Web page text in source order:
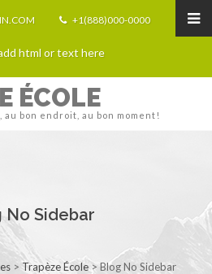
+1(888)000-0000
html or text here
ÉCOLE
au bon endroit, au bon moment!
No Sidebar
> Trapèze École> Blog No Sidebar